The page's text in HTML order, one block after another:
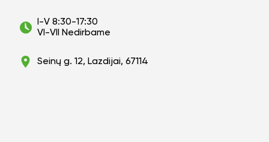
I-V 8:30-17:30
VI-VII Nedirbame
Seinų g. 12, Lazdijai, 67114